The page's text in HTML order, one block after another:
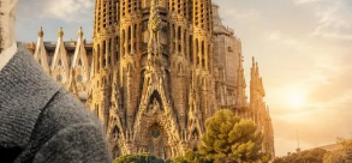
un
annuncio